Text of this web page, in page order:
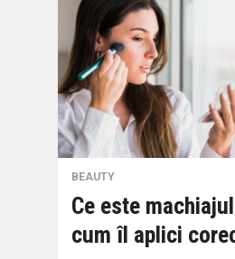
BEAUTY
Ce este
cum îl aplici